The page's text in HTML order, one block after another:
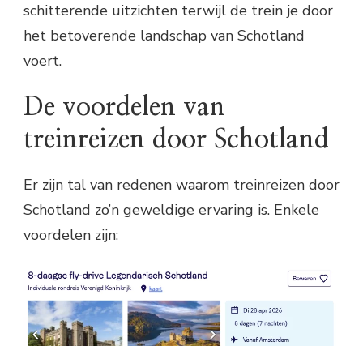
schitterende uitzichten terwijl de trein je door
het betoverende landschap van Schotland
voert.
De voordelen van
treinreizen door Schotland
Er zijn tal van redenen waarom treinreizen door
Schotland zo’n geweldige ervaring is. Enkele
voordelen zijn: